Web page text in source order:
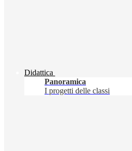
Didattica
Panoramica
I progetti delle classi